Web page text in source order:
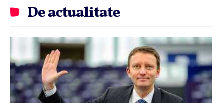
De actualitate